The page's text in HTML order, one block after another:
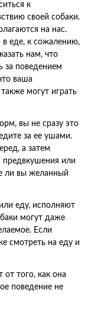
к
своей собаки.
на нас.
в еде, к сожалению,
нам, что
за поведением
ваша
могут играть
вы не сразу это
за ее ушами.
а затем
предвкушения или
ли вы желанный
еду, исполняют
могут даже
Если
смотреть на еду и
от того, как она
поведение не